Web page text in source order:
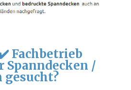
Fachbetrieb
Spanndecken /
gesucht?